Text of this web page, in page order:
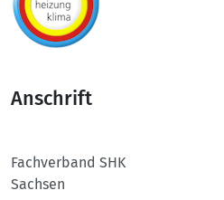
Anschrift
Fachverband SHK
Sachsen